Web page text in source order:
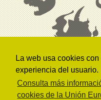
La web usa cookies
experiencia del usuario.
Consulta más
cookies de la Unión